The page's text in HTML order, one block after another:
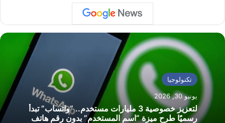
تكنولوجيا
يونيو 30, 2026
لتعزيز خصوصية 3 مليارات مستخدم.. “واتساب” تبدأ
رسميًا طرح ميزة “اسم المستخدم” بدون رقم هاتف